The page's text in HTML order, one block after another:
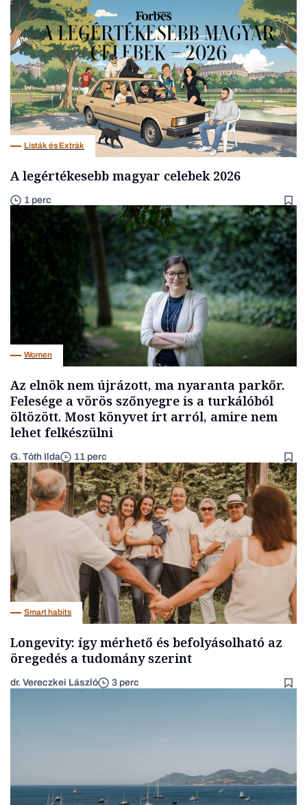
Listák és Extrák
A legértékesebb magyar celebek 2026
1 perc
Women
Az elnök nem újrázott, ma nyaranta parkőr.
Felesége a vörös szőnyegre is a turkálóból
öltözött. Most könyvet írt arról, amire nem
lehet felkészülni
G. Tóth Ilda 11 perc
Smart habits
Longevity: így mérhető és befolyásolható az
öregedés a tudomány szerint
dr. Vereczkei László 3 perc